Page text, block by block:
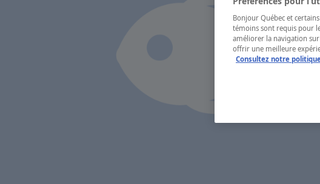
Bonjour Québec et
témoins sont requis pour
améliorer la navigation
offrir une meilleure
Consultez notre